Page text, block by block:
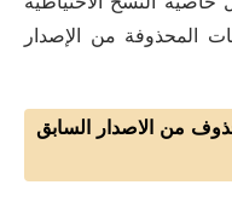
المحذوفة من الإصدار
من الاصدار السابق